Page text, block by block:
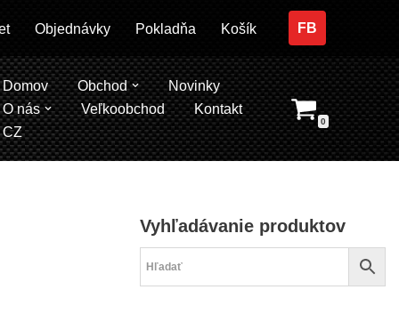
Objednávky Pokladňa Košík FB
Domov Obchod
Novinky
O nás
Veľkoobchod
Kontakt
CZ
0
Vyhľadávanie produktov